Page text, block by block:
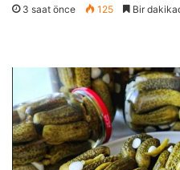
3 saat önce 125 Bir